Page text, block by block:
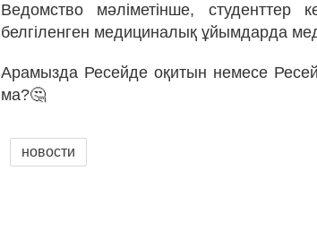
Ведомство мәліметінше, студенттер
белгіленген медициналық ұйымдарда
Арамызда Ресейде оқитын немесе
ма?🤔
новости